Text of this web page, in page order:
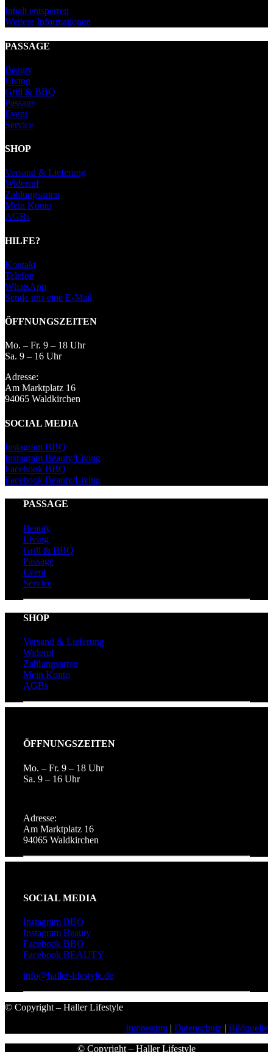
Inhalt entsperren
Weitere Informationen
PASSAGE
Beauty
Living
Grill & BBQ
Passage
Event
Service
SHOP
Versand & Lieferung
Widerruf
Zahlungsarten
Mein Konto
AGBs
HILFE?
Kontakt
Telefon
WhatsApp
Sende uns eine E-Mail
ÖFFNUNGSZEITEN
Mo. – Fr. 9 – 18 Uhr
Sa. 9 – 16 Uhr
Adresse:
Am Marktplatz 16
94065 Waldkirchen
SOCIAL MEDIA
Instagram BBQ
Instagram Beauty/Living
Facebook BBQ
Facebook Beauty/Living
PASSAGE
Beauty
Living
Grill & BBQ
Passage
Event
Service
SHOP
Versand & Lieferung
Wideruf
Zahlungsarten
Mein Konto
AGBs
ÖFFNUNGSZEITEN
Mo. – Fr. 9 – 18 Uhr
Sa. 9 – 16 Uhr
Adresse:
Am Marktplatz 16
94065 Waldkirchen
SOCIAL MEDIA
Instagram BBQ
Instagram Beauty
Facebook BBQ
Facebook BEAUTY
info@haller-lifestyle.de
© Copyright – Haller Lifestyle
Impressum | Datenschutz | Bildquelle
© Copyright – Haller Lifestyle